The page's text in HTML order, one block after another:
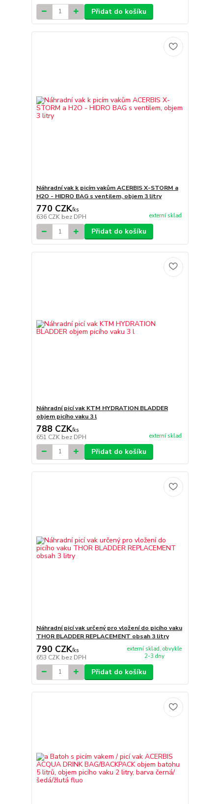
Přidat do košíku
Náhradní vak k picím vakům ACERBIS X-STORM a
H2O - HIDRO BAG s ventilem, objem 3 litry
770 CZK/ks
636 CZK bez DPH externí sklad
Přidat do košíku
Náhradní picí vak KTM HYDRATION BLADDER
objem picího vaku 3 l
788 CZK/ks
651 CZK bez DPH externí sklad
Přidat do košíku
Náhradní picí vak určený pro vložení do picího vaku
THOR BLADDER REPLACEMENT obsah 3 litry
790 CZK/ks
653 CZK bez DPH
externí sklad, obvykle
2-3 dny
Přidat do košíku